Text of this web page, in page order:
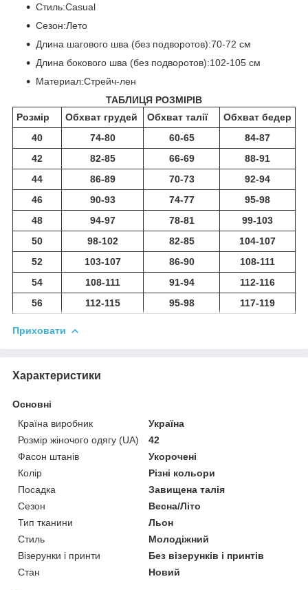
Стиль:Casual
Сезон:Лето
Длина шагового шва (без подворотов):70-72 см
Длина бокового шва (без подворотов):102-105 см
Материал:Стрейч-лен
ТАБЛИЦЯ РОЗМІРІВ
Розмір
Обхват грудей Обхват талії
Обхват бедер
40
74-80 60-65
84-87
42
82-85 66-69
88-91
44
86-89 70-73
92-94
46
90-93 74-77
95-98
48
94-97 78-81
99-103
50
98-102 82-85
104-107
52
103-107 86-90
108-111
54
108-111 91-94
112-116
56
112-115 95-98 117-119
Приховати
Характеристики
Основні
Країна виробник
Україна
Розмір жіночого одягу (UA)
42
Фасон штанів
Укорочені
Колір
Різні кольори
Посадка
Завищена талія
Сезон
Весна/Літо
Тип тканини
Льон
Стиль
Молодіжний
Візерунки і принти
Без візерунків і принтів
Стан
Новий